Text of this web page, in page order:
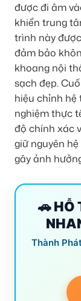
được đi âm
khiển trung
trình này
đảm bảo
khoang nội
sạch đẹp.
hiệu chỉnh
nghiệm thực
độ chính xác
giữ nguyên
gây ảnh
🚗 HỖ
Thành